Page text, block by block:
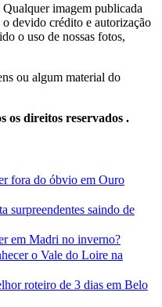
Qualquer imagem publicada
devido crédito e autorização
o uso de nossas fotos,
ou algum material do
os direitos reservados .
fora do óbvio em Ouro
surpreendentes saindo de
em Madri no inverno?
o Vale do Loire na
roteiro de 3 dias em Belo